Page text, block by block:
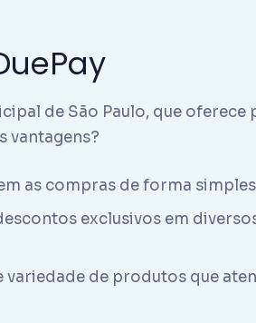
de São Paulo, que
vantagens?
as compras de forma simples
exclusivos em
de produtos que